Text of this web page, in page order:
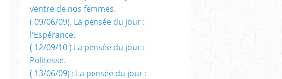
ventre de nos femmes.
( 09/06/09). La pensée du jour :
l'Espérance.
( 12/09/10 ) La pensée du jour :
Politesse.
( 13/06/09) : La pensée du jour :